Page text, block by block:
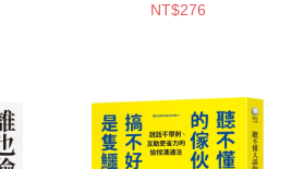
校都在用
NT$276